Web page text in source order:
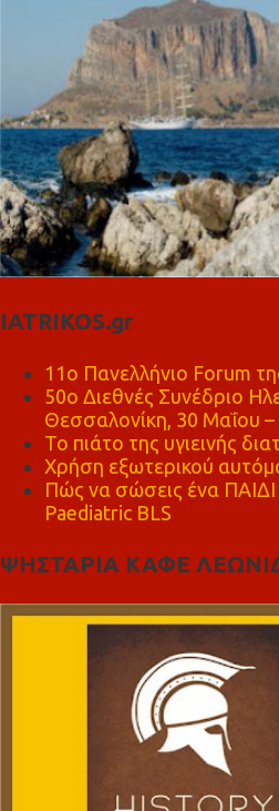
IATRIKOS.gr
11ο Πανελλήνιο Forum
50ο Διεθνές Συνέδριο
Θεσσαλονίκη, 30 Μαΐου –
Το πιάτο της υγιεινής
Χρήση εξωτερικού
Πώς να σώσεις ένα
Paediatric BLS
ΨΗΣΤΑΡΙΑ ΚΑΦΕ